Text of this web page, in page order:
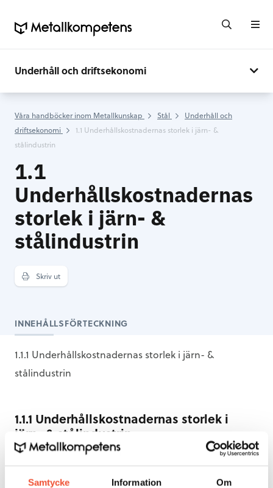
Samtycke Information Om
Underhåll och driftsekonomi
Våra handböcker inom Metallkunskap Stål
Underhåll och
driftsekonomi
1.1 Underhållskostnadernas storlek i järn- &
stålindustrin
1.1
Underhållskostnadernas
storlek i järn- &
stålindustrin
Skriv ut
INNEHÅLLSFÖRTECKNING
1.1.1 Underhållskostnadernas storlek i järn- &
stålindustrin
1.1.1 Underhållskostnadernas storlek i
järn- & stålindustrin
Undersökningar har visat att de
direkta underhållskostnaderna utgör 6,4 % av
stålindustrins omsättning,Figur 5
. Det har också